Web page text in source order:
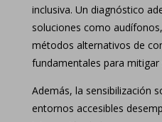
inclusiva. Un diagnóstico
soluciones como
métodos alternativos de
fundamentales para mitigar
Además, la sensibilización
entornos accesibles